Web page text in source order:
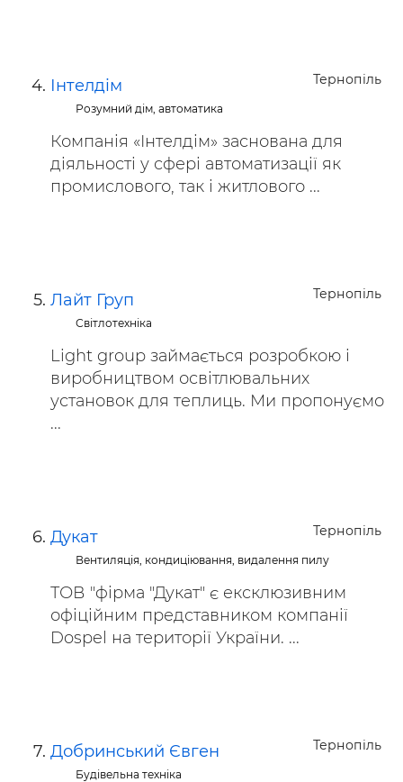
Тернопіль
Інтелдім
Розумний дім, автоматика
Компанія «Інтелдім» заснована для
діяльності у сфері автоматизації як
промислового, так і житлового ...
Тернопіль
Лайт Груп
Світлотехніка
Light group займається розробкою і
виробництвом освітлювальних
установок для теплиць. Ми пропонуємо
...
Тернопіль
Дукат
Вентиляція, кондиціювання, видалення пилу
ТОВ "фірма "Дукат" є ексклюзивним
офіційним представником компанії
Dospel на території України. ...
Тернопіль
Добринський Євген
Будівельна техніка